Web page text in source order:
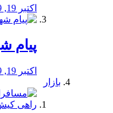
اکتبر 19, 2019
پیام
اکتبر 19, 2019
بازار